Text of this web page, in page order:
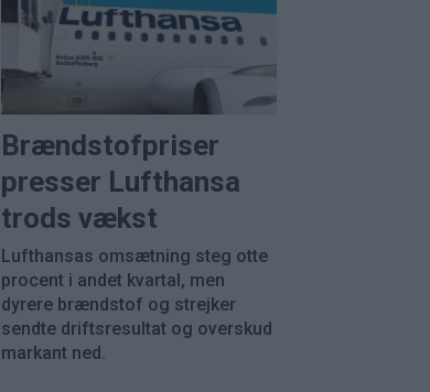
Brændstofpriser
presser Lufthansa
trods vækst
Lufthansas omsætning steg otte
procent i andet kvartal, men
dyrere brændstof og strejker
sendte driftsresultat og overskud
markant ned.